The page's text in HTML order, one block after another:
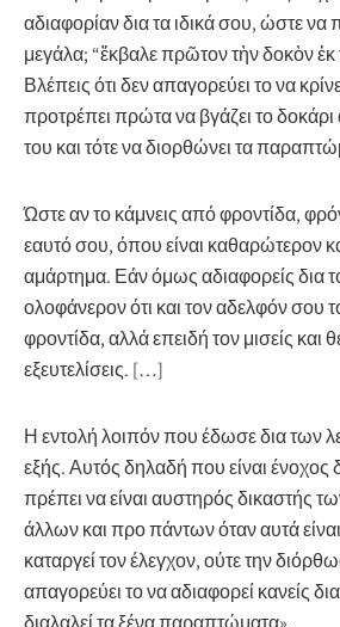
αδιαφορίαν δια τα ιδικά σου, ώστε να
μεγάλα; “ἔκβαλε πρῶτον τὴν δοκὸν
Βλέπεις ότι δεν απαγορεύει το να
προτρέπει πρώτα να βγάζει το
του και τότε να διορθώνει τα
Ώστε αν το κάμνεις από φροντίδα,
εαυτό σου, όπου είναι καθαρώτερον
αμάρτημα. Εάν όμως αδιαφορείς δια
ολοφάνερον ότι και τον αδελφόν σου
φροντίδα, αλλά επειδή τον μισείς και
εξευτελίσεις. […]
Η εντολή λοιπόν που έδωσε δια των
εξής.Αυτός δηλαδή που είναι ένοχος
πρέπει να είναι αυστηρός δικαστής
άλλων και προ πάντων όταν αυτά
καταργεί τον έλεγχον, ούτε την
απαγορεύει το να αδιαφορεί κανείς